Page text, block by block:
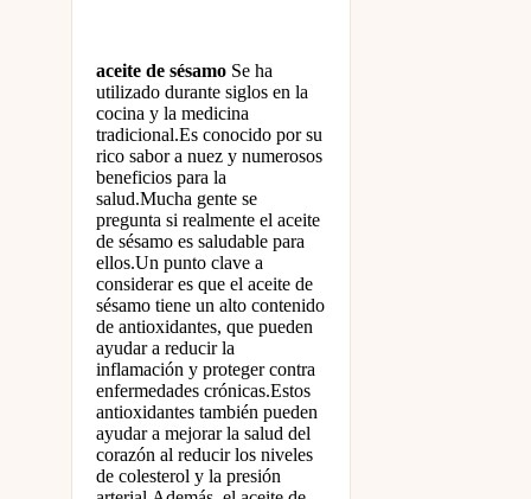
aceite de sésamo Se ha
utilizado durante siglos en la
cocina y la medicina
tradicional.Es conocido por su
rico sabor a nuez y numerosos
beneficios para la
salud.Mucha gente se
pregunta si realmente el aceite
de sésamo es saludable para
ellos.Un punto clave a
considerar es que el aceite de
sésamo tiene un alto contenido
de antioxidantes, que pueden
ayudar a reducir la
inflamación y proteger contra
enfermedades crónicas.Estos
antioxidantes también pueden
ayudar a mejorar la salud del
corazón al reducir los niveles
de colesterol y la presión